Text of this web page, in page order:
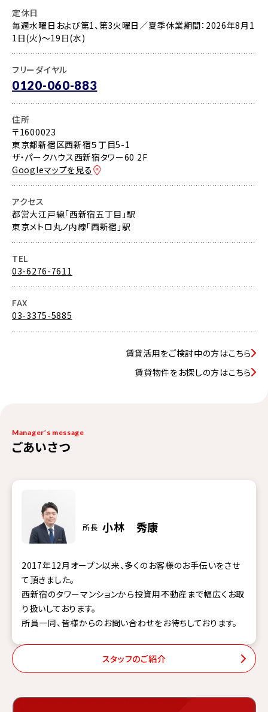
定休日
毎週水曜日および第1、第3火曜日／夏季休業期間：2026年8月1
1日(火)～19日(水)
フリーダイヤル
0120-060-883
住所
〒1600023
東京都新宿区西新宿５丁目5-1
ザ・パークハウス西新宿タワー60 2F
Googleマップを見る
アクセス
都営大江戸線「西新宿五丁目」駅
東京メトロ丸ノ内線「西新宿」駅
TEL
03-6276-7611
FAX
03-3375-5885
賃貸活用をご検討中の方はこちら
賃貸物件をお探しの方はこちら
Manager’s message
ごあいさつ
所長 小林 秀康
2017年12月オープン以来、多くのお客様のお手伝いをさせ
て頂きました。
西新宿のタワーマンションから投資用不動産まで幅広くお取
り扱いしております。
所員一同、皆様からのお問い合わせをお待ちしております。
スタッフのご紹介